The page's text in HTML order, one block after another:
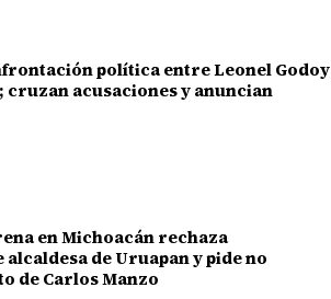
política entre Leonel Godoy
cruzan acusaciones y anuncian
en Michoacán rechaza
alcaldesa de Uruapan y pide no
de Carlos Manzo